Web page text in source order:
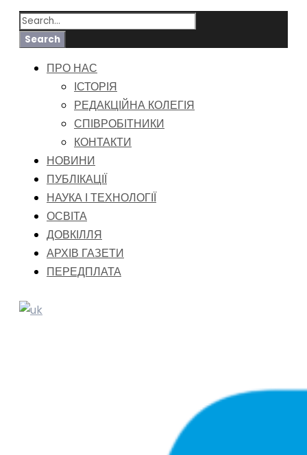
ПРО НАС
ІСТОРІЯ
РЕДАКЦІЙНА КОЛЕГІЯ
СПІВРОБІТНИКИ
КОНТАКТИ
НОВИНИ
ПУБЛІКАЦІЇ
НАУКА І ТЕХНОЛОГІЇ
ОСВІТА
ДОВКІЛЛЯ
АРХІВ ГАЗЕТИ
ПЕРЕДПЛАТА